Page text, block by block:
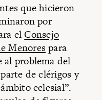
que hicieron
por
el Consejo
Menorespara
al problema del
de clérigos y
eclesial”.